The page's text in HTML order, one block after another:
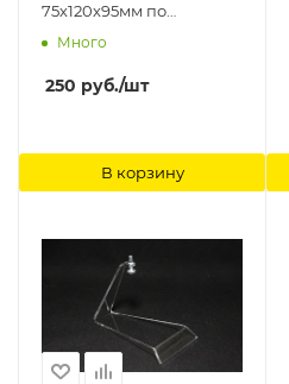
75х120х95мм по
предзаказу c
Сервис
Много
250 руб./шт
В корзину